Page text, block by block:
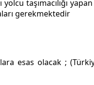
taşımacılığı
gerekmektedir
esas olacak ;